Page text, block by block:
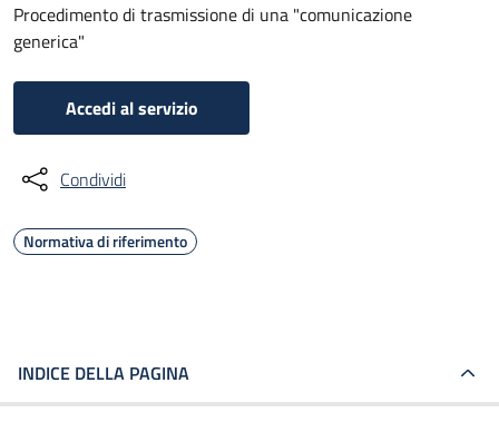
Procedimento di trasmissione di una "comunicazione
generica"
Accedi al servizio
Condividi
Normativa di riferimento
INDICE DELLA PAGINA